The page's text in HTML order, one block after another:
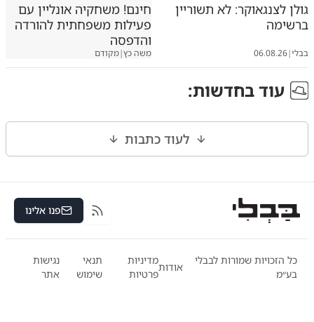
גולן לצנגאוקר: לא תשוריין
ברשימה
בבלי|
06.08.26
חינם! משחקיה אונליין עם
פעילות משפחתית להורדה
והדפסה
משה כץ|מקודם
עוד בחדשות:
לעוד כתבות
RSS פנו אלינו
כל הזכויות שמורות לבבלי
בע״מ
אודות
מדיניות
פרטיות
תנאי
שימוש
נגישות
אתר